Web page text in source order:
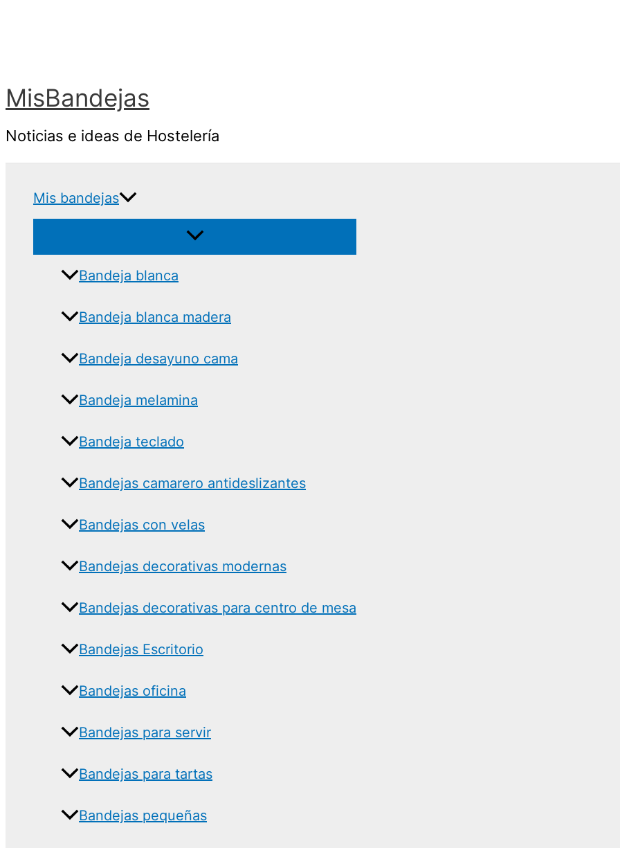
MisBandejas
Noticias e ideas de Hostelería
Mis bandejas
Bandeja blanca
Bandeja blanca madera
Bandeja desayuno cama
Bandeja melamina
Bandeja teclado
Bandejas camarero antideslizantes
Bandejas con velas
Bandejas decorativas modernas
Bandejas decorativas para centro de mesa
Bandejas Escritorio
Bandejas oficina
Bandejas para servir
Bandejas para tartas
Bandejas pequeñas